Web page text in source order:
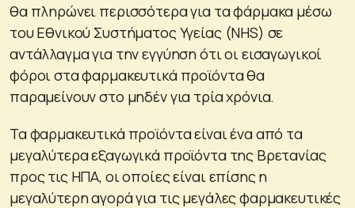
θα πληρώνει περισσότερα για τα φάρμακα μέσω
του Εθνικού Συστήματος Υγείας (NHS) σε
αντάλλαγμα για την εγγύηση ότι οι εισαγωγικοί
φόροι στα φαρμακευτικά προϊόντα θα
παραμείνουν στο μηδέν για τρία χρόνια.
Τα φαρμακευτικά προϊόντα είναι ένα από τα
μεγαλύτερα εξαγωγικά προϊόντα της Βρετανίας
προς τις ΗΠΑ, οι οποίες είναι επίσης η
μεγαλύτερη αγορά για τις μεγάλες φαρμακευτικές